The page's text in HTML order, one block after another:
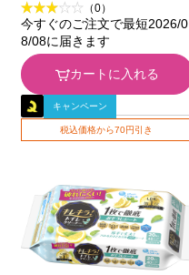
ｍｌ 花王（0）
今すぐのご注文で最短2026/0
8/08に届きます
カートに入れる
キャンペーン
税込価格から70円引き